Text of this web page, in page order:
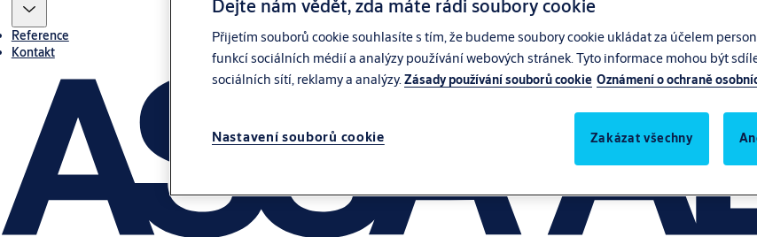
Reference
Kontakt
Dejte nám vědět, zda máte rádi soubory cookie
Přijetím souborů cookie souhlasíte s tím, že budeme soubory cookie ukládat za účelem
funkcí sociálních médií a analýzy používání webových stránek. Tyto informace mohou být
sociálních sítí, reklamy a analýzy. Zásady používání souborů cookie Oznámení o ochraně
Nastavení souborů cookie Zakázat všechny